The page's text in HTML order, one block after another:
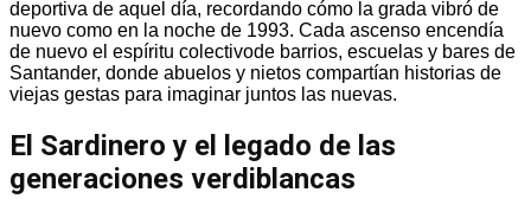
deportiva de aquel día, recordando cómo la grada vibró de
nuevo como en la noche de 1993. Cada ascenso encendía
de nuevo el espíritu colectivode barrios, escuelas y bares de
Santander, donde abuelos y nietos compartían historias de
viejas gestas para imaginar juntos las nuevas.
El Sardinero y el legado de las
generaciones verdiblancas